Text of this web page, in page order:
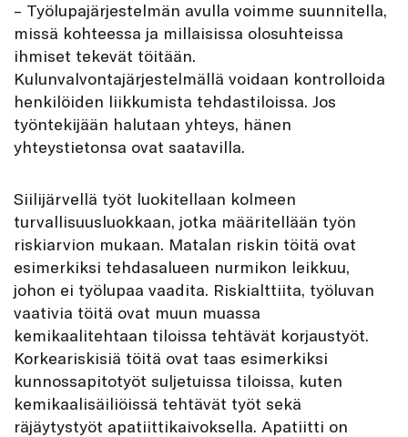
– Työlupajärjestelmän avulla voimme suunnitella,
missä kohteessa ja millaisissa olosuhteissa
ihmiset tekevät töitään.
Kulunvalvontajärjestelmällä voidaan kontrolloida
henkilöiden liikkumista tehdastiloissa. Jos
työntekijään halutaan yhteys, hänen
yhteystietonsa ovat saatavilla.
Siilijärvellä työt luokitellaan kolmeen
turvallisuusluokkaan, jotka määritellään työn
riskiarvion mukaan. Matalan riskin töitä ovat
esimerkiksi tehdasalueen nurmikon leikkuu,
johon ei työlupaa vaadita. Riskialttiita, työluvan
vaativia töitä ovat muun muassa
kemikaalitehtaan tiloissa tehtävät korjaustyöt.
Korkeariskisiä töitä ovat taas esimerkiksi
kunnossapitotyöt suljetuissa tiloissa, kuten
kemikaalisäiliöissä tehtävät työt sekä
räjäytystyöt apatiittikaivoksella. Apatiitti on